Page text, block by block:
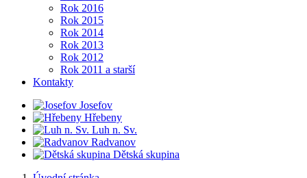
Rok 2016
Rok 2015
Rok 2014
Rok 2013
Rok 2012
Rok 2011 a starší
Kontakty
Josefov
Hřebeny
Luh n. Sv.
Radvanov
Dětská skupina